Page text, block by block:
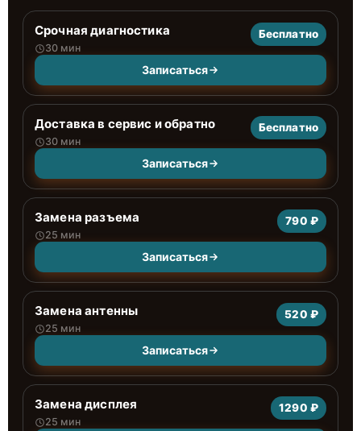
Срочная диагностика
30 мин
Бесплатно
Записаться
Доставка в сервис и обратно
30 мин
Бесплатно
Записаться
Замена разъема
25 мин
790 ₽
Записаться
Замена антенны
25 мин
520 ₽
Записаться
Замена дисплея
25 мин
1290 ₽